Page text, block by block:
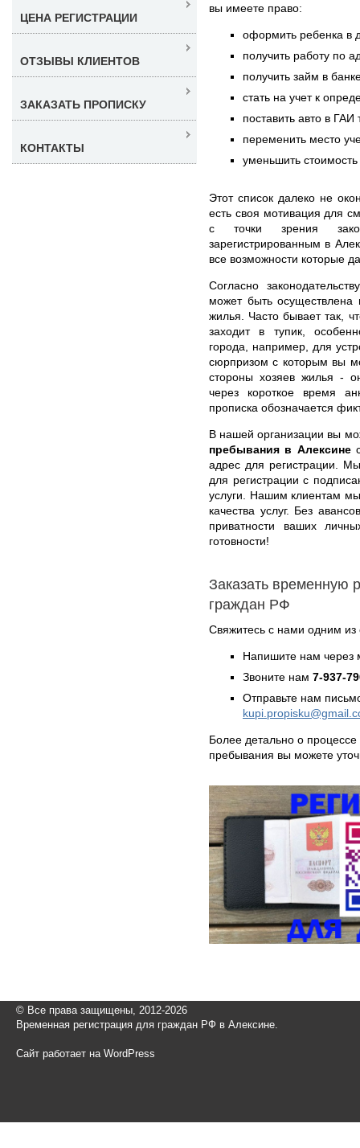
вы имеете право:
оформить ребенка в
получить работу по
получить займ в
стать на учет к
поставить авто в ГАИ
переменить место
уменьшить
Этот список далеко не
есть своя мотивация для
с точки зрения
зарегистрированным в
все возможности которые
Согласно
может быть осуществлена
жилья. Часто бывает так,
заходит в тупик,
города, например, для
сюрпризом с которым вы
стороны хозяев жилья -
через короткое время
прописка обозначается
В нашей организации вы
пребывания в Алексинес
адрес для регистрации.
для регистрации с
услуги. Нашим клиентам
качества услуг. Без
приватности ваших
готовности!
Заказать временную
граждан РФ
Свяжитесь с нами одним
Напишите нам через
Звоните нам 7-937-
Отправьте нам
Более детально о
пребывания вы можете
ЦЕНА РЕГИСТРАЦИИ
ОТЗЫВЫ КЛИЕНТОВ
ЗАКАЗАТЬ ПРОПИСКУ
КОНТАКТЫ
© Все права защищены, 2012-2026
Временная регистрация для граждан РФ в Алексине.
Сайт работает на WordPress